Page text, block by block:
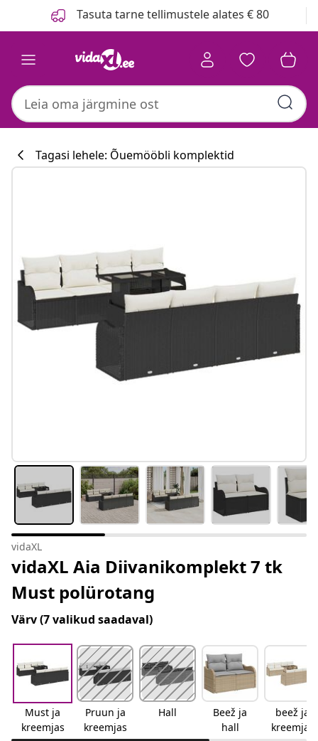
Tasuta tarne tellimustele alates € 80
#sharemevidaxl
Tagasi lehele: Õuemööbli komplektid
vidaXL
vidaXL Aia Diivanikomplekt 7 tk
Must polürotang
Värv(7 valikud saadaval)
Must ja
kreemjas
Pruun ja
kreemjas
Hall
Beež ja
hall
beež ja
kreemjas